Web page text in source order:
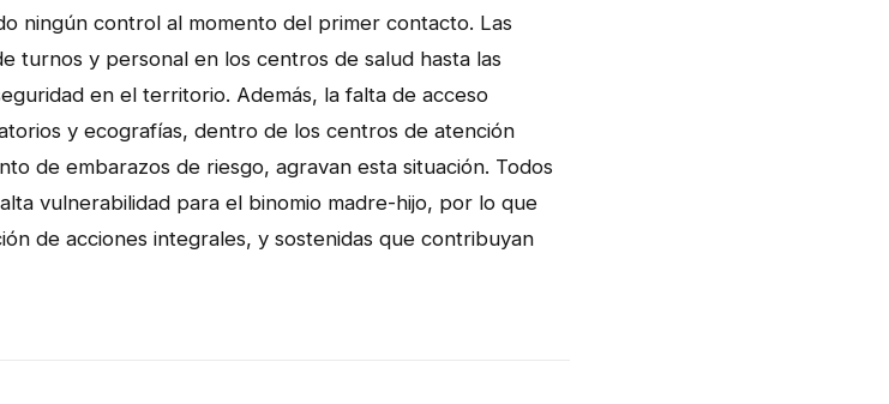
ningún control al momento del primer contacto. Las
turnos y personal en los centros de salud hasta las
en el territorio. Además, la falta de acceso
y ecografías, dentro de los centros de atención
de embarazos de riesgo, agravan esta situación. Todos
vulnerabilidad para el binomio madre-hijo, por lo que
de acciones integrales, y sostenidas que contribuyan